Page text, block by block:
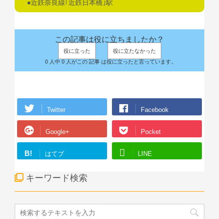
●近鉄奈良線｢近鉄日本橋｣駅
この記事は役に立ちましたか？
役に立った
役に立たなかった
0 人中 0 人がこの 記事 は役に立ったと言っています。
Twitter Facebook
Google+ Pocket
B! はてブ LINE
キーワード検索